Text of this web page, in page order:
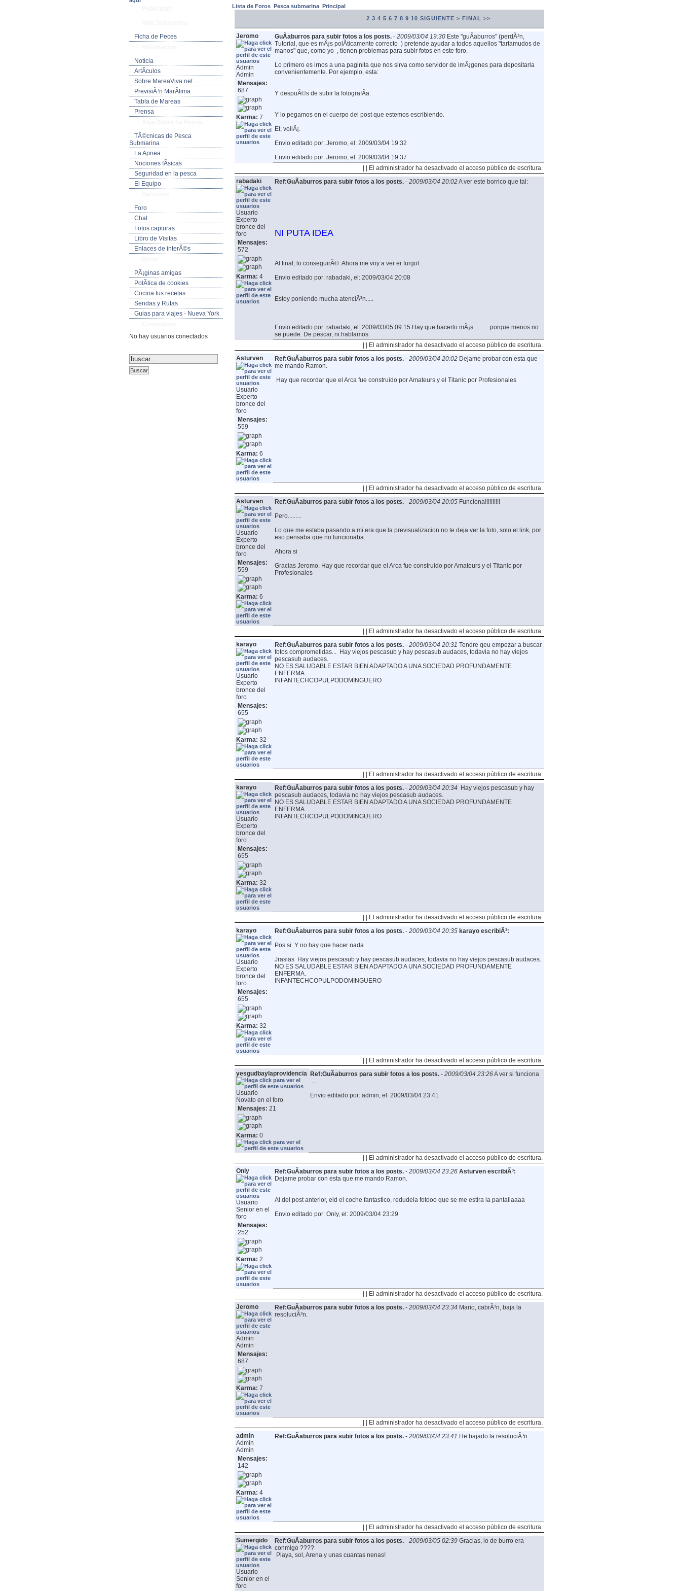
Ficha de Peces
Noticia
ArtÃ­culos
Sobre MareaViva.net
PrevisiÃ³n MarÃ­tima
Tabla de Mareas
Prensa
TÃ©cnicas de Pesca
Submarina
La Apnea
Nociones fÃ­sicas
Seguridad en la pesca
El Equipo
Foro
Chat
Fotos capturas
Libro de Visitas
Enlaces de interÃ©s
PÃ¡ginas amigas
PolÃ­tica de cookies
Cocina tus recetas
Sendas y Rutas
Guias para viajes - Nueva York
No hay usuarios conectados
Lista de Foros Pesca submarina Principal
2 3 4 5 6 7 8 9 10 SIGUIENTE > FINAL >>
Jeromo
Admin
Admin
Mensajes:
687
Karma: 7
GuÃ­aburros para subir fotos a los posts.- 2009/03/04 19:30 Este "guÃ­aburros" (perdÃ³n,
Tutorial, que es mÃ¡s polÃ­ticamente correcto ) pretende ayudar a todos aquellos "tartamudos de
manos" que, como yo , tienen problemas para subir fotos en este foro.
Lo primero es irnos a una paginita que nos sirva como servidor de imÃ¡genes para depositarla
convenientemente. Por ejemplo, esta:
Y despuÃ©s de subir la fotografÃ­a:
Y lo pegamos en el cuerpo del post que estemos escribiendo.
Et, voilÃ¡.
Envio editado por: Jeromo, el: 2009/03/04 19:32
Envio editado por: Jeromo, el: 2009/03/04 19:37
| | El administrador ha desactivado el acceso público de escritura.
rabadaki
Usuario
Experto
bronce del
foro
Mensajes:
572
Karma: 4
Ref:GuÃ­aburros para subir fotos a los posts.- 2009/03/04 20:02A ver este borrico que tal:
NI PUTA IDEA
Al final, lo conseguirÃ©. Ahora me voy a ver er furgol.
Envio editado por: rabadaki, el: 2009/03/04 20:08
Estoy poniendo mucha atenciÃ³n.....
Envio editado por: rabadaki, el: 2009/03/05 09:15 Hay que hacerlo mÃ¡s.......... porque menos no
se puede. De pescar, ni hablamos.
| | El administrador ha desactivado el acceso público de escritura.
Asturven
Usuario
Experto
bronce del
foro
Mensajes:
559
Karma: 6
Ref:GuÃ­aburros para subir fotos a los posts.- 2009/03/04 20:02 Dejame probar con esta que
me mando Ramon.
Hay que recordar que el Arca fue construido por Amateurs y el Titanic por Profesionales
| | El administrador ha desactivado el acceso público de escritura.
Asturven
Usuario
Experto
bronce del
foro
Mensajes:
559
Karma: 6
Ref:GuÃ­aburros para subir fotos a los posts.- 2009/03/04 20:05 Funciona!!!!!!!!!!
Pero.........
Lo que me estaba pasando a mi era que la previsualizacion no te deja ver la foto, solo el link, por
eso pensaba que no funcionaba.
Ahora si
Gracias Jeromo. Hay que recordar que el Arca fue construido por Amateurs y el Titanic por
Profesionales
| | El administrador ha desactivado el acceso público de escritura.
karayo
Usuario
Experto
bronce del
foro
Mensajes:
655
Karma: 32
Ref:GuÃ­aburros para subir fotos a los posts.- 2009/03/04 20:31 Tendre qeu empezar a buscar
fotos comprometidas... Hay viejos pescasub y hay pescasub audaces, todavia no hay viejos
pescasub audaces.
NO ES SALUDABLE ESTAR BIEN ADAPTADO A UNA SOCIEDAD PROFUNDAMENTE
ENFERMA.
INFANTECHCOPULPODOMINGUERO
| | El administrador ha desactivado el acceso público de escritura.
karayo
Usuario
Experto
bronce del
foro
Mensajes:
655
Karma: 32
Ref:GuÃ­aburros para subir fotos a los posts.- 2009/03/04 20:34
Hay viejos pescasub y hay
pescasub audaces, todavia no hay viejos pescasub audaces.
NO ES SALUDABLE ESTAR BIEN ADAPTADO A UNA SOCIEDAD PROFUNDAMENTE
ENFERMA.
INFANTECHCOPULPODOMINGUERO
| | El administrador ha desactivado el acceso público de escritura.
karayo
Usuario
Experto
bronce del
foro
Mensajes:
655
Karma: 32
Ref:GuÃ­aburros para subir fotos a los posts.- 2009/03/04 20:35 karayo escribiÃ³:
Pos si Y no hay que hacer nada
Jrasias Hay viejos pescasub y hay pescasub audaces, todavia no hay viejos pescasub audaces.
NO ES SALUDABLE ESTAR BIEN ADAPTADO A UNA SOCIEDAD PROFUNDAMENTE
ENFERMA.
INFANTECHCOPULPODOMINGUERO
| | El administrador ha desactivado el acceso público de escritura.
yesgudbaylaprovidencia
Usuario
Novato en el foro
Mensajes: 21
Karma: 0
Ref:GuÃ­aburros para subir fotos a los posts.- 2009/03/04 23:26A ver si funciona
....
Envio editado por: admin, el: 2009/03/04 23:41
| | El administrador ha desactivado el acceso público de escritura.
Only
Usuario
Senior en el
foro
Mensajes:
252
Karma: 2
Ref:GuÃ­aburros para subir fotos a los posts.- 2009/03/04 23:26 Asturven escribiÃ³:
Dejame probar con esta que me mando Ramon.
Al del post anterior, eld el coche fantastico, redudela fotooo que se me estira la pantallaaaa
Envio editado por: Only, el: 2009/03/04 23:29
| | El administrador ha desactivado el acceso público de escritura.
Jeromo
Admin
Admin
Mensajes:
687
Karma: 7
Ref:GuÃ­aburros para subir fotos a los posts.- 2009/03/04 23:34 Mario, cabrÃ³n, baja la
resoluciÃ³n.
| | El administrador ha desactivado el acceso público de escritura.
admin
Admin
Admin
Mensajes:
142
Karma: 4
Ref:GuÃ­aburros para subir fotos a los posts.- 2009/03/04 23:41 He bajado la resoluciÃ³n.
| | El administrador ha desactivado el acceso público de escritura.
Sumergido
Usuario
Senior en el
foro
Ref:GuÃ­aburros para subir fotos a los posts.- 2009/03/05 02:39 Gracias, lo de burro era
conmigo ????
Playa, sol, Arena y unas cuantas nenas!